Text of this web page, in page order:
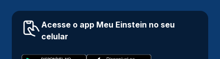
Acesse o app Meu Einstein no seu
celular